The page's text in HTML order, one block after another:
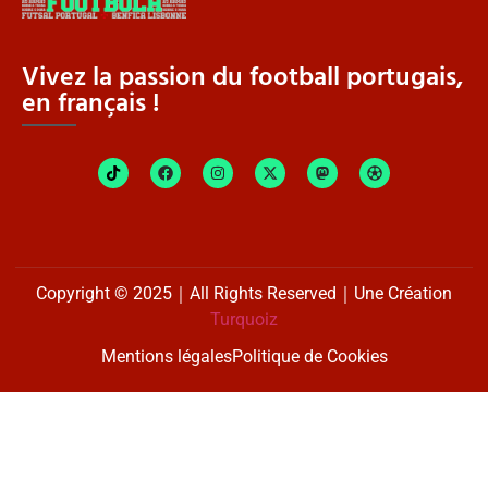
Vivez la passion du football portugais,
en français !
Copyright © 2025｜All Rights Reserved｜Une Création
Turquoiz
Mentions légalesPolitique de Cookies